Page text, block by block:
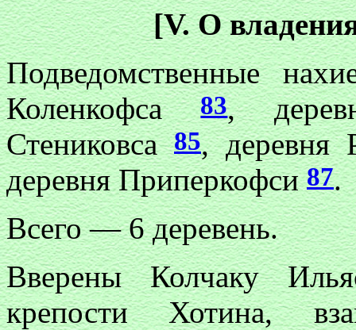
[V. О
Подведомственные
Коленкофса83,
Стениковса85, деревня
деревня Приперкофси87.
Всего — 6 деревень.
Вверены Колчаку
крепости Хотина,